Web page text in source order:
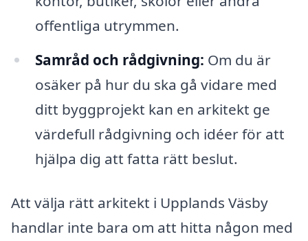
offentliga utrymmen.
Samråd och rådgivning: Om du är
osäker på hur du ska gå vidare med
ditt byggprojekt kan en arkitekt ge
värdefull rådgivning och idéer för att
hjälpa dig att fatta rätt beslut.
Att välja rätt arkitekt i Upplands Väsby
handlar inte bara om att hitta någon med